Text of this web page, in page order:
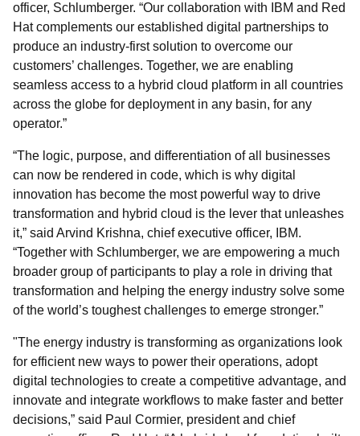
officer, Schlumberger. “Our collaboration with IBM and Red
Hat complements our established digital partnerships to
produce an industry-first solution to overcome our
customers’ challenges. Together, we are enabling
seamless access to a hybrid cloud platform in all countries
across the globe for deployment in any basin, for any
operator.”
“The logic, purpose, and differentiation of all businesses
can now be rendered in code, which is why digital
innovation has become the most powerful way to drive
transformation and hybrid cloud is the lever that unleashes
it,” said Arvind Krishna, chief executive officer, IBM.
“Together with Schlumberger, we are empowering a much
broader group of participants to play a role in driving that
transformation and helping the energy industry solve some
of the world’s toughest challenges to emerge stronger.”
"The energy industry is transforming as organizations look
for efficient new ways to power their operations, adopt
digital technologies to create a competitive advantage, and
innovate and integrate workflows to make faster and better
decisions,” said Paul Cormier, president and chief